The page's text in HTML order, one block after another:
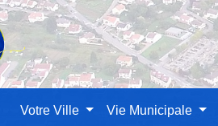
Votre Ville Vie Municipale